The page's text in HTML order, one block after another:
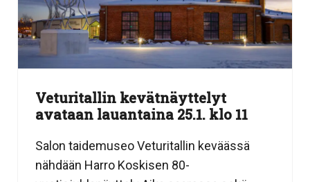
Veturitallin kevätnäyttelyt
avataan lauantaina 25.1. klo 11
Salon taidemuseo Veturitallin keväässä
nähdään Harro Koskisen 80-